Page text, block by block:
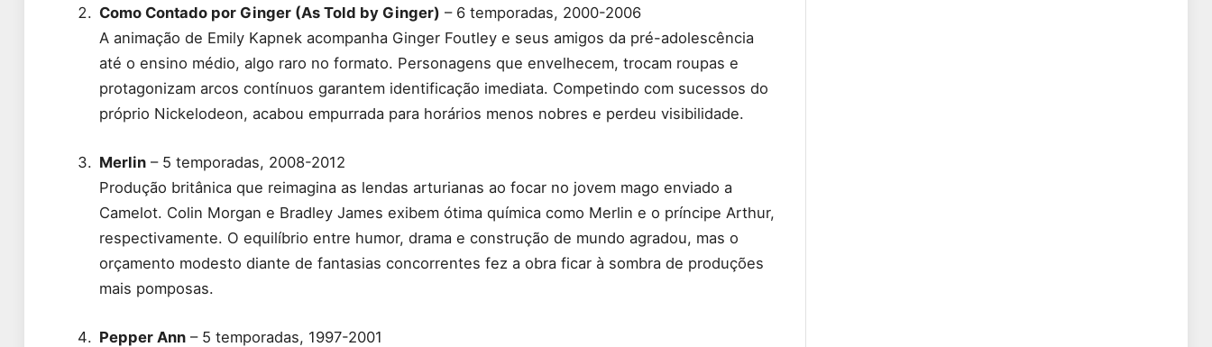
Como Contado por Ginger (As Told by Ginger) – 6 temporadas, 2000-2006
A animação de Emily Kapnek acompanha Ginger Foutley e seus amigos da pré-adolescência
até o ensino médio, algo raro no formato. Personagens que envelhecem, trocam roupas e
protagonizam arcos contínuos garantem identificação imediata. Competindo com sucessos do
próprio Nickelodeon, acabou empurrada para horários menos nobres e perdeu visibilidade.
Merlin – 5 temporadas, 2008-2012
Produção britânica que reimagina as lendas arturianas ao focar no jovem mago enviado a
Camelot. Colin Morgan e Bradley James exibem ótima química como Merlin e o príncipe Arthur,
respectivamente. O equilíbrio entre humor, drama e construção de mundo agradou, mas o
orçamento modesto diante de fantasias concorrentes fez a obra ficar à sombra de produções
mais pomposas.
Pepper Ann – 5 temporadas, 1997-2001